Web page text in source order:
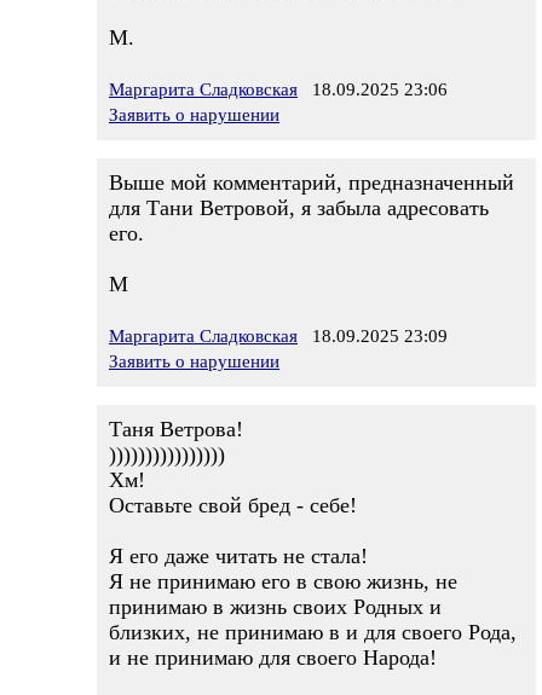
М.
Маргарита Сладковская 18.09.2025 23:06
Заявить о нарушении
Выше мой комментарий, предназначенный
для Тани Ветровой, я забыла адресовать
его.
М
Маргарита Сладковская 18.09.2025 23:09
Заявить о нарушении
Таня Ветрова!
))))))))))))))))
Хм!
Оставьте свой бред - себе!
Я его даже читать не стала!
Я не принимаю его в свою жизнь, не
принимаю в жизнь своих Родных и
близких, не принимаю в и для своего Рода,
и не принимаю для своего Народа!